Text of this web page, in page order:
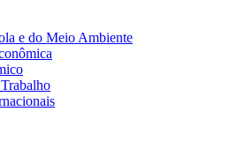
e do Meio Ambiente